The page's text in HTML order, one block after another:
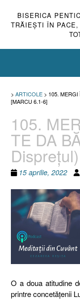
BISERICA
TRĂIEŞTI ÎN
> ARTICOLE > 105.
[MARCU 6.1-6]
105.
TE DA
15 aprilie, 2022
O a doua atitudine
printre concetăţenii